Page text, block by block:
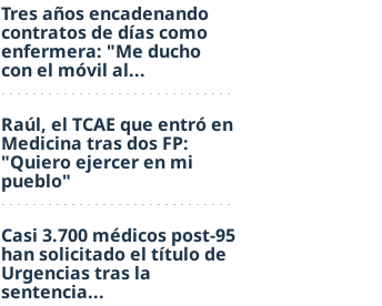
Tres años encadenando
contratos de días como
enfermera: "Me ducho
con el móvil al...
Raúl, el TCAE que entró en
Medicina tras dos FP:
"Quiero ejercer en mi
pueblo"
Casi 3.700 médicos post-95
han solicitado el título de
Urgencias tras la
sentencia...